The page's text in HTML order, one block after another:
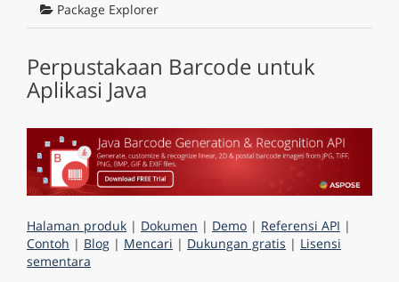
Package Explorer
Perpustakaan Barcode untuk
Aplikasi Java
Halaman produk | Dokumen | Demo | Referensi API |
Contoh | Blog | Mencari | Dukungan gratis | Lisensi
sementara